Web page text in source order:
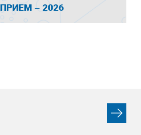
ПРИЕМ – 2026